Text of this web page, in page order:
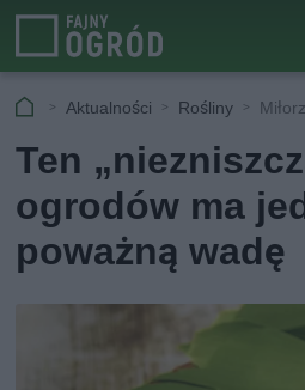
Aktualności Rośliny
Ten
ogrodów ma
poważną wadę